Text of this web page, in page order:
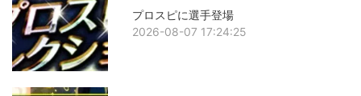
プロスピに選手登場
2026-08-07 17:24:25